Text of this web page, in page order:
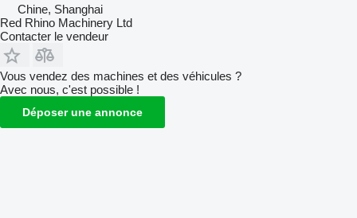
Chine, Shanghai
Red Rhino Machinery Ltd
Contacter le vendeur
Vous vendez des machines et des véhicules ?
Avec nous, c'est possible !
Déposer une annonce